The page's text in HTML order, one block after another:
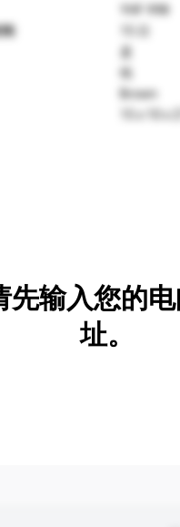
YHF-998
是
纸
Brown
15 x 10 x
先输入您的
址。